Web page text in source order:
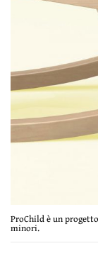
ProChild è un
minori.